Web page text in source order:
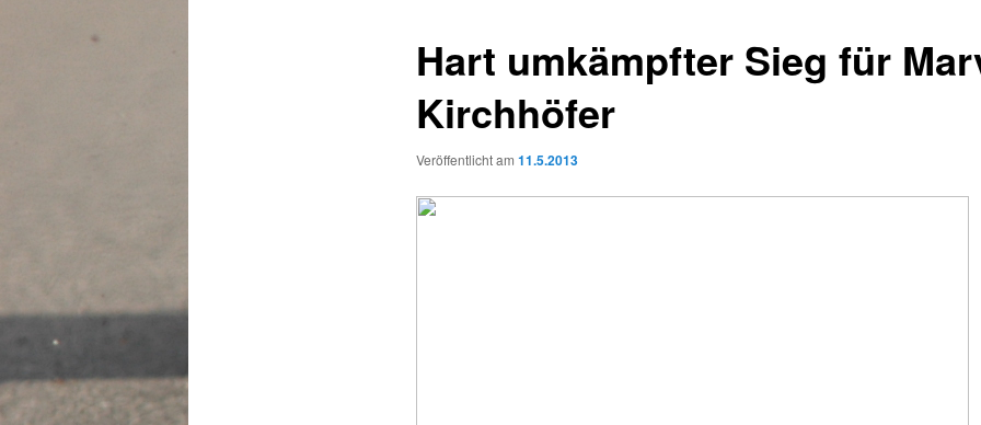
Hart umkämpfter Sieg für
Kirchhöfer
Veröffentlicht am 11.5.2013